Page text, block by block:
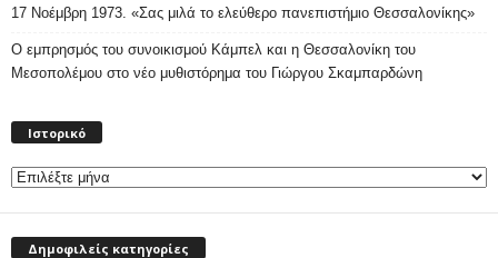
17 Νοέμβρη 1973. «Σας μιλά το ελεύθερο πανεπιστήμιο Θεσσαλονίκης»
Ο εμπρησμός του συνοικισμού Κάμπελ και η Θεσσαλονίκη του
Μεσοπολέμου στο νέο μυθιστόρημα του Γιώργου Σκαμπαρδώνη
Ιστορικό
Δημοφιλείς κατηγορίες